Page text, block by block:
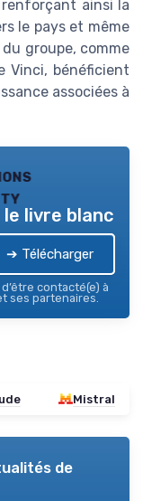
ainsi la
le pays et même
groupe, comme
Vinci, bénéficient
associées à
livre blanc
➔ Télécharger
contacté(e) à
ses partenaires.
Mistral
de